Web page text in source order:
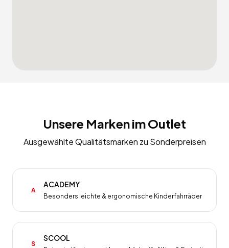
Unsere Marken im Outlet
Ausgewählte Qualitätsmarken zu Sonderpreisen
A
ACADEMY
Besonders leichte & ergonomische Kinderfahrräder
S
SCOOL